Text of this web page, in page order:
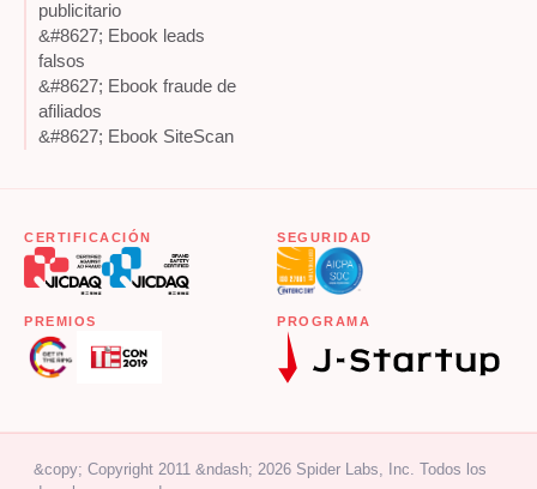
publicitario
&#8627; Ebook leads
falsos
&#8627; Ebook fraude de
afiliados
&#8627; Ebook SiteScan
CERTIFICACIÓN SEGURIDAD
PREMIOS PROGRAMA
&copy; Copyright 2011 &ndash; 2026 Spider Labs, Inc. Todos los